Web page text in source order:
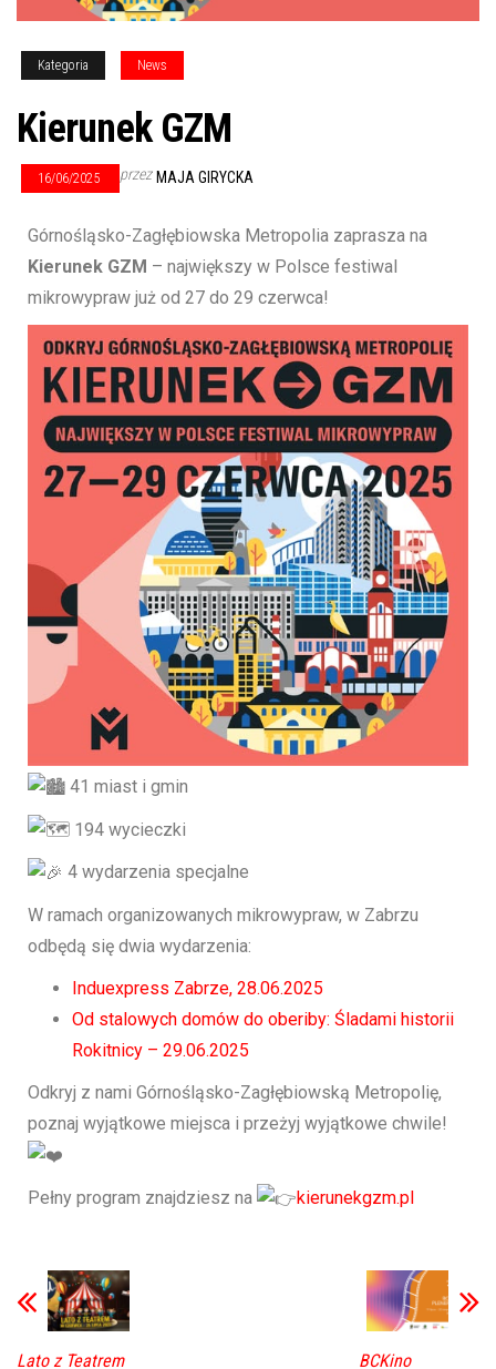
Kategoria News
Kierunek GZM
16/06/2025 przez MAJA GIRYCKA
Górnośląsko-Zagłębiowska Metropolia zaprasza na
Kierunek GZM – największy w Polsce festiwal
mikrowypraw już od 27 do 29 czerwca!
41 miast i gmin
194 wycieczki
4 wydarzenia specjalne
W ramach organizowanych mikrowypraw, w Zabrzu
odbędą się dwia wydarzenia:
Induexpress Zabrze, 28.06.2025
Od stalowych domów do oberiby: Śladami historii
Rokitnicy – 29.06.2025
Odkryj z nami Górnośląsko-Zagłębiowską Metropolię,
poznaj wyjątkowe miejsca i przeżyj wyjątkowe chwile!
Pełny program znajdziesz na kierunekgzm.pl
Lato z Teatrem
BCKino